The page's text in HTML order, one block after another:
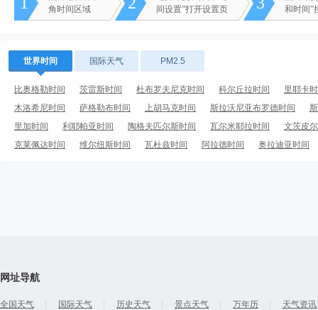
角时间区域
间设置”打开设置页
和时间”
世界时间 国际天气 PM2.5
比奥格勒时间 茨雷斯时间 杜布罗夫尼克时间 科尔丘拉时间
里耶卡
木洛希尼时间
萨格勒布时间 上胡马克时间 斯拉沃尼亚布罗德时间
里加时间
利耶帕亚时间 陶格夫匹尔斯时间 瓦尔米耶拉时间
文茨皮
克莱佩达时间
维尔纽斯时间 瓦杜兹时间 阿拉德时间 奥拉迪亚时间
网址导航
全国天气 国际天气 历史天气 景点天气 万年历 天气资讯